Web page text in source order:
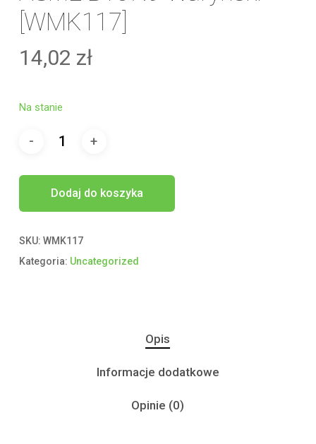
[WMK117]
14,02 zł
Na stanie
Dodaj do koszyka
SKU: WMK117
Kategoria: Uncategorized
Opis
Informacje dodatkowe
Opinie (0)